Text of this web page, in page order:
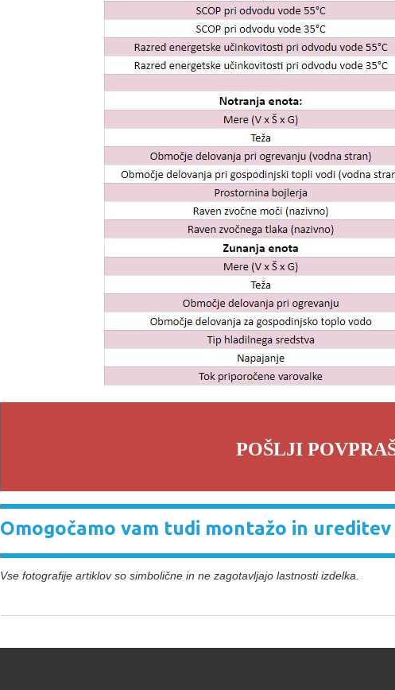
POŠLJI
Omogočamo vam tudi montažo in
Vse fotografije artiklov so simbolične in ne zagotavljajo lastnosti izdelka.